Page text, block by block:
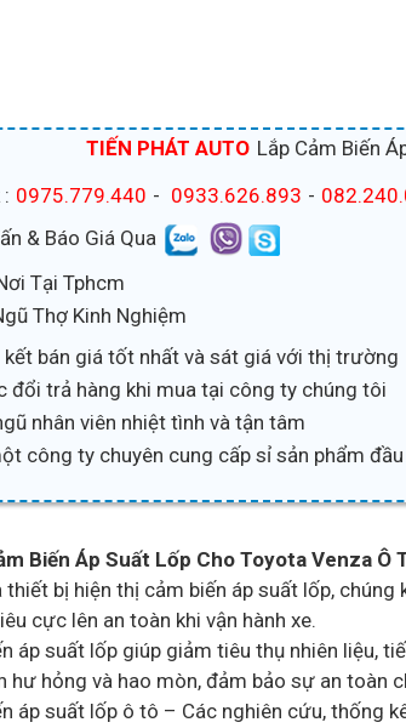
TIẾN PHÁT AUTO Lắp Cảm Biến
0975.779.440 - 0933.626.893 -
& Báo Giá Qua
Tại Tphcm
Thợ Kinh Nghiệm
kết bán giá tốt nhất và sát giá với thị trường
đổi trả hàng khi mua tại công ty chúng tôi
nhân viên nhiệt tình và tận tâm
công ty chuyên cung cấp sỉ sản phẩm
Biến Áp Suất Lốp Cho Toyota Venza Ô
thiết bị hiện thị cảm biến áp suất lốp,
cực lên an toàn khi vận hành xe.
áp suất lốp giúp giảm tiêu thụ nhiên liệu,
hư hỏng và hao mòn, đảm bảo sự an toàn
áp suất lốp ô tô – Các nghiên cứu, thống